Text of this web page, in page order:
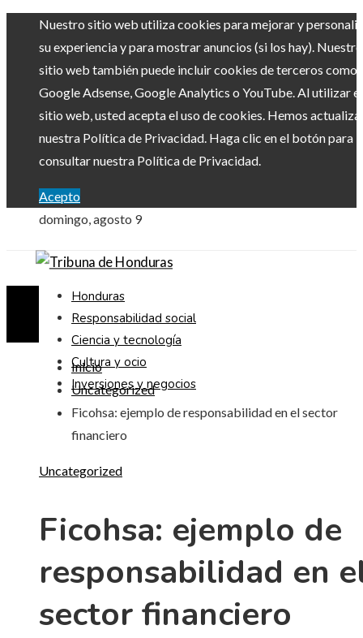
Nuestro sitio web utiliza cookies para mejorar y
su experiencia y para mostrar anuncios (si los hay). Nuestro
sitio web también puede incluir cookies de terceros como
Google Adsense, Google Analytics o YouTube. Al utilizar el
sitio web, usted acepta el uso de cookies. Hemos
nuestra Política de Privacidad. Haga clic en el botón para
consultar nuestra Política de Privacidad.
Acepto
domingo, agosto 9
Honduras
Responsabilidad social
Ciencia y tecnología
Cultura y ocio
Inversiones y negocios
Inicio
Uncategorized
Ficohsa: ejemplo de responsabilidad en el sector
financiero
Uncategorized
Ficohsa: ejemplo de
responsabilidad en
sector financiero